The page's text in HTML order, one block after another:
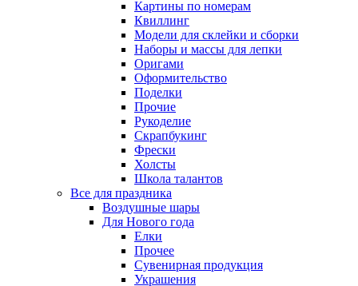
Картины по номерам
Квиллинг
Модели для склейки и сборки
Наборы и массы для лепки
Оригами
Оформительство
Поделки
Прочие
Рукоделие
Скрапбукинг
Фрески
Холсты
Школа талантов
Все для праздника
Воздушные шары
Для Нового года
Елки
Прочее
Сувенирная продукция
Украшения